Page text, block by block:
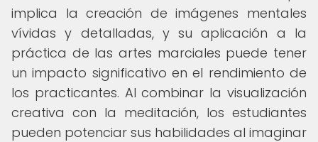
implica la creación de imágenes mentales
vívidas y detalladas, y su aplicación a la
práctica de las artes marciales puede tener
un impacto significativo en el rendimiento de
los practicantes. Al combinar la visualización
creativa con la meditación, los estudiantes
pueden potenciar sus habilidades al imaginar